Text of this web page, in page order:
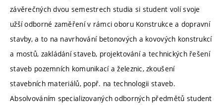
závěrečných dvou semestrech studia si student volí svoje
užší odborné zaměření v rámci oboru Konstrukce a dopravní
stavby, a to na navrhování betonových a kovových konstrukcí
a mostů, zakládání staveb, projektování a technických řešení
staveb pozemních komunikací a železnic, zkoušení
stavebních materiálů, popř. na technologii staveb.
Absolvováním specializovaných odborných předmětů student